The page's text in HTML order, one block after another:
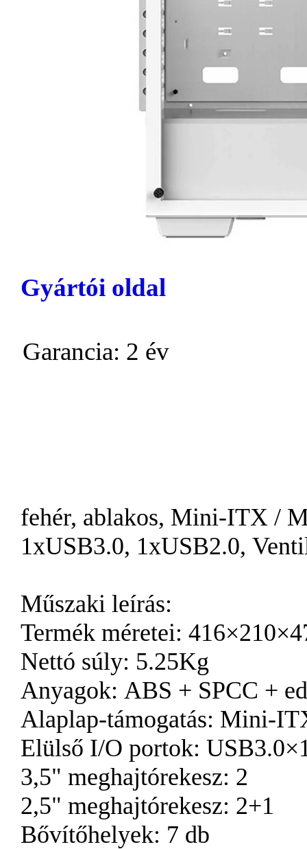
Gyártói oldal
Garancia: 2 év
fehér, ablakos, Mini-ITX /
1xUSB3.0, 1xUSB2.0,
Műszaki leírás:
Termék méretei:
Nettó súly: 5.25Kg
Anyagok: ABS + SPCC +
Alaplap-támogatás: Mini-
Elülső I/O portok:
3,5" meghajtórekesz: 2
2,5" meghajtórekesz: 2+1
Bővítőhelyek: 7 db